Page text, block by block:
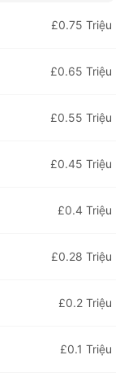
£0.75 Triệu
£0.65 Triệu
£0.55 Triệu
£0.45 Triệu
£0.4 Triệu
£0.28 Triệu
£0.2 Triệu
£0.1 Triệu